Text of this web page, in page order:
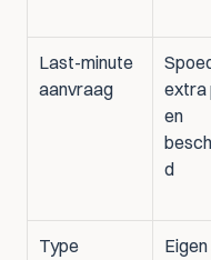
Last-minute
aanvraag
extra
en
d
Type